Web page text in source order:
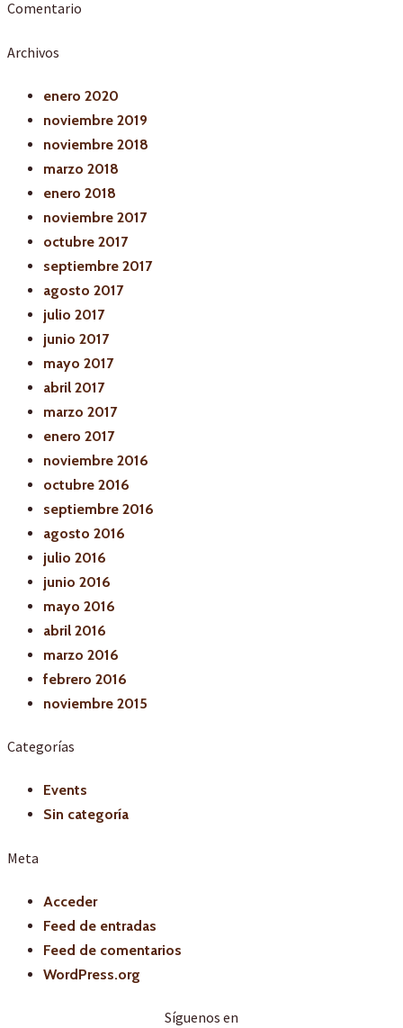
Comentario
Archivos
enero 2020
noviembre 2019
noviembre 2018
marzo 2018
enero 2018
noviembre 2017
octubre 2017
septiembre 2017
agosto 2017
julio 2017
junio 2017
mayo 2017
abril 2017
marzo 2017
enero 2017
noviembre 2016
octubre 2016
septiembre 2016
agosto 2016
julio 2016
junio 2016
mayo 2016
abril 2016
marzo 2016
febrero 2016
noviembre 2015
Categorías
Events
Sin categoría
Meta
Acceder
Feed de entradas
Feed de comentarios
WordPress.org
Síguenos en